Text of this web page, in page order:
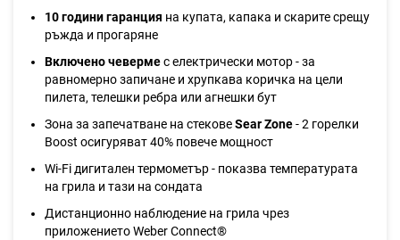
10 години гаранция на купата, капака и скарите срещу
ръжда и прогаряне
Включено чевермес електрически мотор - за
равномерно запичане и хрупкава коричка на цели
пилета, телешки ребра или агнешки бут
Зона за запечатване на стековеSear Zone- 2 горелки
Boost осигуряват 40% повече мощност
Wi-Fi дигитален термометър - показва температурата
на грила и тази на сондата
Дистанционно наблюдение на грила чрез
приложението Weber Connect®